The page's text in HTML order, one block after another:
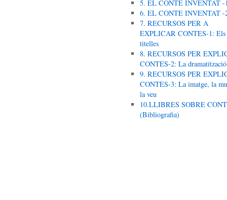
5. EL CONTE INVENTAT -
6. EL CONTE INVENTAT -
7. RECURSOS PER A
EXPLICAR CONTES-1: Els
titelles
8. RECURSOS PER
CONTES-2: La dramatització
9. RECURSOS PER
CONTES-3: La imatge, la
la veu
10.LLIBRES SOBRE
(Bibliografia)